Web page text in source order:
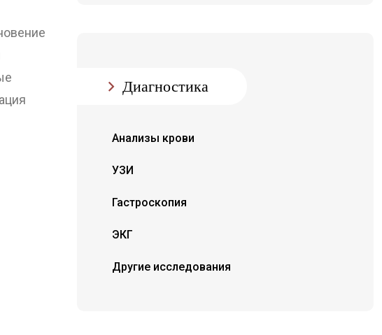
Диагностика
Анализы крови
УЗИ
Гастроскопия
ЭКГ
Другие исследования